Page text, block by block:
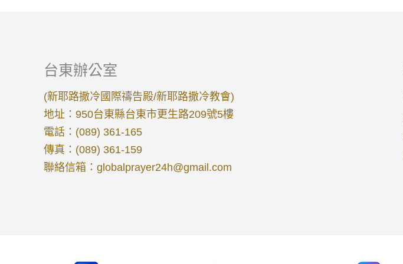
台東辦公室
(新耶路撒冷國際禱告殿/新耶路撒冷教會)
地址：950台東縣台東市更生路209號5樓
電話：(089) 361-165
傳真：(089) 361-159
聯絡信箱：globalprayer24h@gmail.com